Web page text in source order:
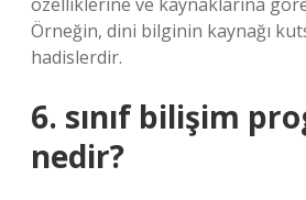
Örneğin, dini bilginin kaynağı
hadislerdir.
6. sınıf bilişim
nedir?